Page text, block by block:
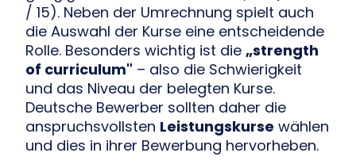
/ 15). Neben der Umrechnung spielt auch
die Auswahl der Kurse eine entscheidende
Rolle. Besonders wichtig ist die „strength
of curriculum" – also die Schwierigkeit
und das Niveau der belegten Kurse.
Deutsche Bewerber sollten daher die
anspruchsvollsten Leistungskurse wählen
und dies in ihrer Bewerbung hervorheben.